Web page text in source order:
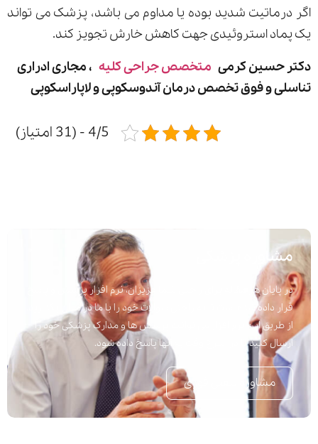
اگر درماتیت شدید بوده یا مداوم می باشد، پزشک می تواند
یک پماد استروئیدی جهت کاهش خارش تجویز کند.
دکتر حسین کرمی متخصص جراحی کلیه ، مجاری ادراری
تناسلی و فوق تخصص درمان آندوسکوپی و لاپاراسکوپی
4/5 - (31 امتیاز)
مشاوره پزشکی
در پایان هر مقاله برای راحتی شما عزیزان، نرم افزار پرسش و پاسخ
قرار داده شده است تا به راحتی سوالات خود را با ما در میان بگذارید.
از طریق این نرم افزار می توانید پرسش ها و مدارک پزشکی خود را
ارسال کنید تا در اسرع وقت به آنها پاسخ داده شود.
مشاوره تلفنی فوری